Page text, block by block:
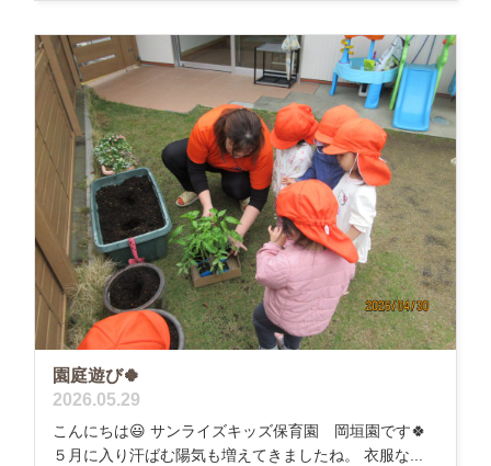
園庭遊び🍀
2026.05.29
こんにちは😃 サンライズキッズ保育園 岡垣園です🍀
５月に入り汗ばむ陽気も増えてきましたね。 衣服な...